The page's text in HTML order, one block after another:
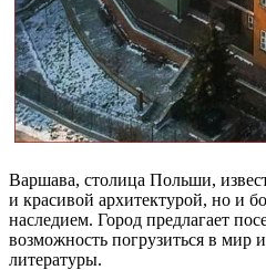
Варшава, столица Польши,
и красивой архитектурой, но и
наследием. Город предлагает
возможность погрузиться в мир
литературы.